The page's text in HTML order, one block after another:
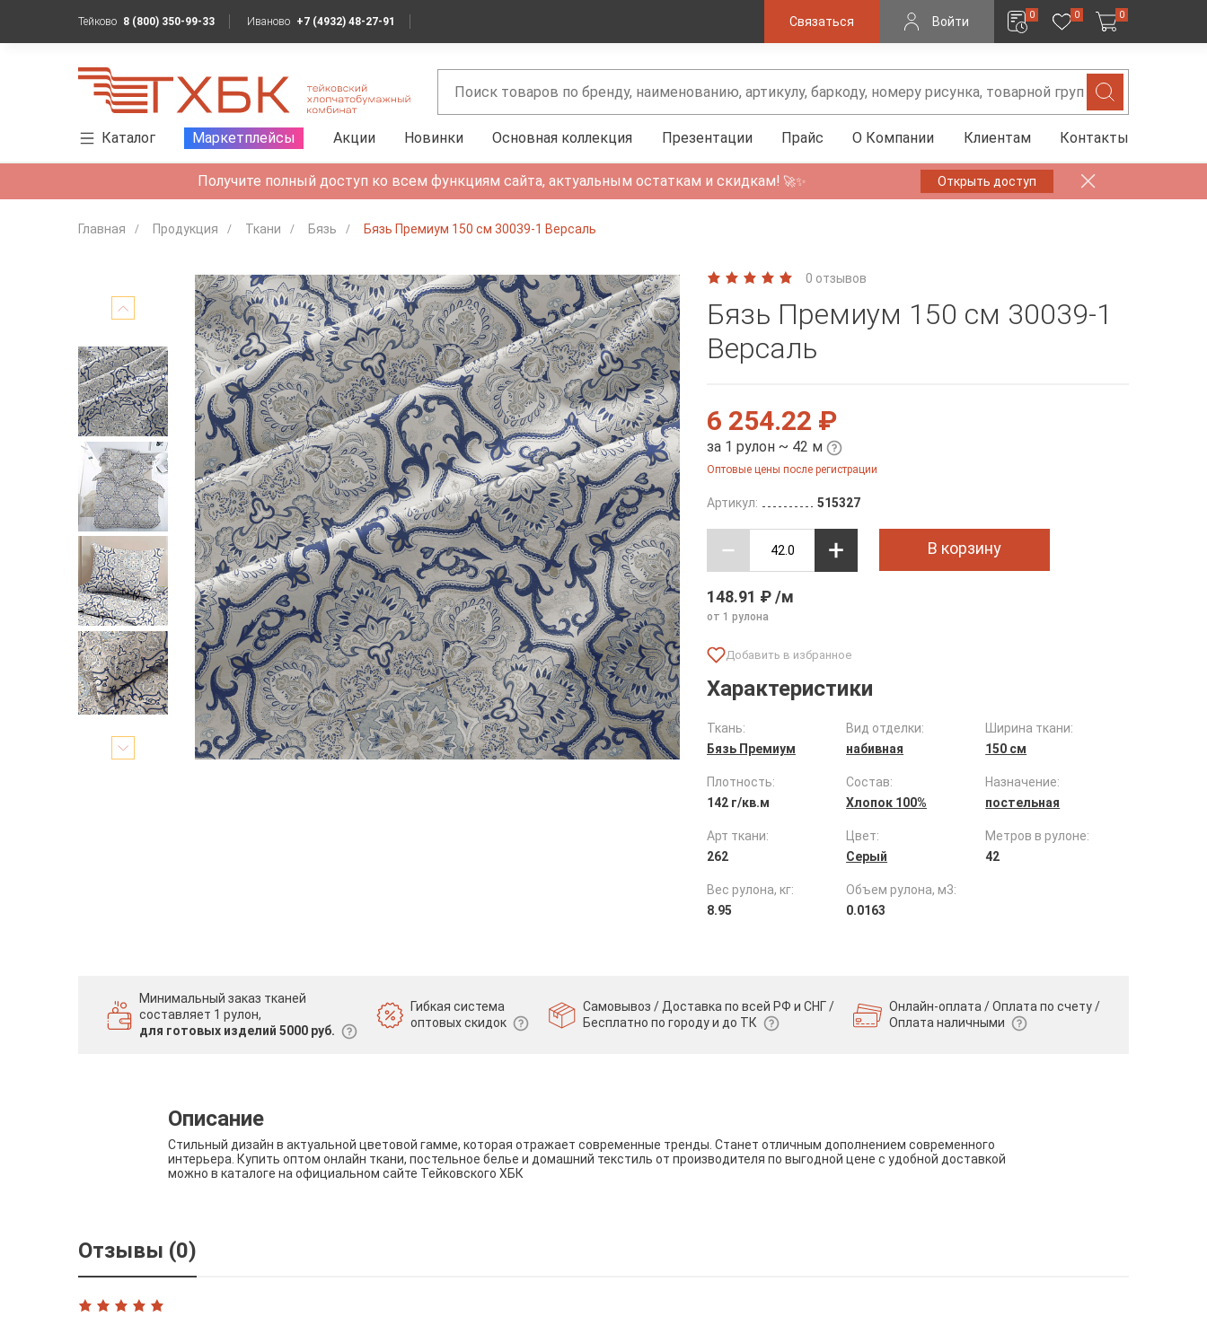
Тейково 8 (800) 350-99-33 Иваново +7 (4932) 48-27-91 Связаться Войти 0 0 0
Каталог Маркетплейсы Акции Новинки Основная коллекция Презентации Прайс О Компании Клиентам Контакты
Получите полный доступ ко всем функциям сайта, актуальным остаткам и скидкам! 🚀✨ Открыть доступ
Главная Продукция Ткани Бязь Бязь Премиум 150 см 30039-1 Версаль
0 отзывов
Бязь Премиум 150 см 30039-1
Версаль
6 254.22 ₽
за 1 рулон ~ 42 м
Оптовые цены после регистрации
Артикул: 515327
В корзину
148.91 ₽ /м
от 1 рулона
Характеристики
Ткань:
Бязь Премиум
Вид отделки:
набивная
Ширина ткани:
150 см
Плотность:
142 г/кв.м
Состав:
Хлопок 100%
Назначение:
постельная
Арт ткани:
262
Цвет:
Серый
Метров в рулоне:
42
Вес рулона, кг:
8.95
Объем рулона, м3:
0.0163
Минимальный заказ тканей
составляет 1 рулон,
для готовых изделий 5000 руб.
Гибкая система
оптовых скидок
Самовывоз / Доставка по всей РФ и СНГ /
Бесплатно по городу и до ТК
Онлайн-оплата / Оплата по счету /
Оплата наличными
Описание
Стильный дизайн в актуальной цветовой гамме, которая отражает современные тренды. Станет отличным дополнением современного
интерьера. Купить оптом онлайн ткани, постельное белье и домашний текстиль от производителя по выгодной цене с удобной доставкой
можно в каталоге на официальном сайте Тейковского ХБК
Отзывы (0)